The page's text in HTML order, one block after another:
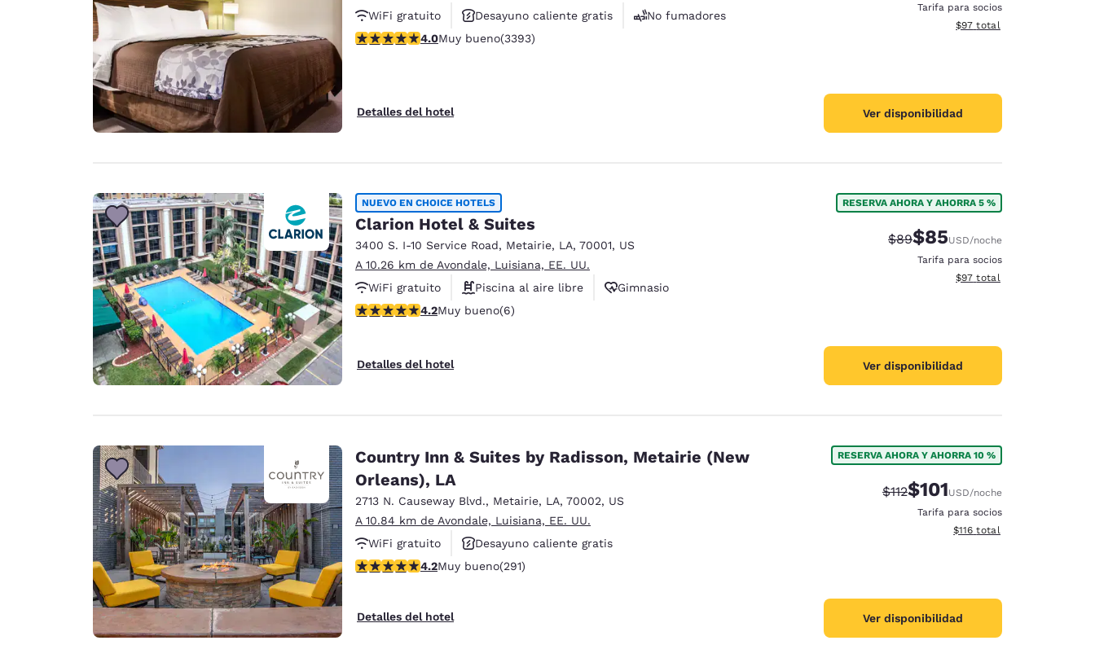
WiFi gratuito
Desayuno caliente gratis
No fumadores
calificación de 4.01 estrellas. Muy bueno. 3393 reseñas
4.0Muy bueno(3393)
Detalles del hotel
Tarifa para socios
Ver detalles del total
$97 total
Ver disponibilidad
NUEVO EN CHOICE HOTELS
Clarion Hotel & Suites
3400 S. I-10 Service Road, Metairie, LA, 70001, US
A 10.26 km de Avondale, Luisiana, EE. UU.
WiFi gratuito
Piscina al aire libre
Gimnasio
calificación de 4.17 estrellas. Muy bueno. 6 reseñas
4.2Muy bueno(6)
Detalles del hotel
RESERVA AHORA Y AHORRA 5 %
Precio tachado:
$89Precio con descuento:
$85USD/noche
Tarifa para socios
Ver detalles del total
$97 total
Ver disponibilidad
Country Inn & Suites by Radisson, Metairie (New
Orleans), LA
2713 N. Causeway Blvd., Metairie, LA, 70002, US
A 10.84 km de Avondale, Luisiana, EE. UU.
WiFi gratuito
Desayuno caliente gratis
Piscina al aire libre
calificación de 4.16 estrellas. Muy bueno. 291 reseñas
4.2Muy bueno(291)
Detalles del hotel
RESERVA AHORA Y AHORRA 10 %
Precio tachado:
$112Precio con descuento:
$101USD/noche
Tarifa para socios
Ver detalles del total
$116 total
Ver disponibilidad